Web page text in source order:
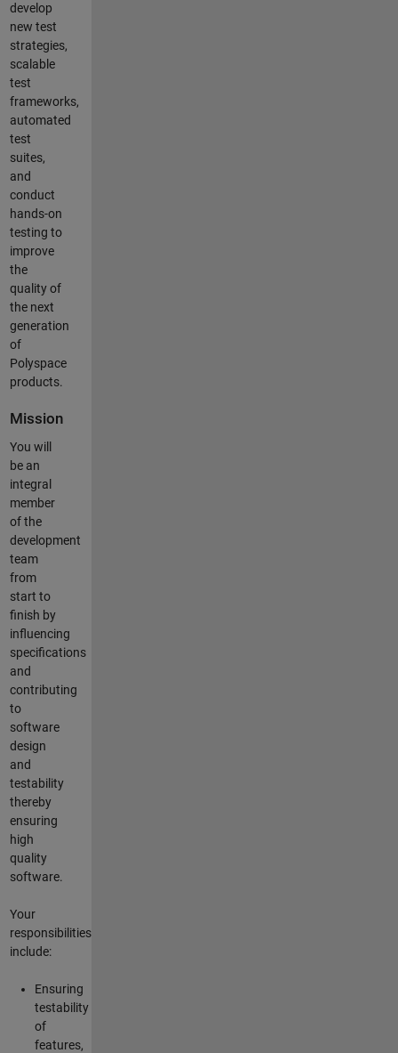
develop
new test
strategies,
scalable
test
frameworks,
automated
test
suites,
and
conduct
hands-on
testing to
improve
the
quality of
the next
generation
of
Polyspace
products.
Mission
You will
be an
integral
member
of the
development
team
from
start to
finish by
influencing
specifications
and
contributing
to
software
design
and
testability
thereby
ensuring
high
quality
software.
Your
responsibilities
include:
Ensuring
testability
of
features,